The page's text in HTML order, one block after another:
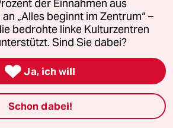
keiner der wenigen noch
nationalsozialistischen
sind, verstehe ich
sich gemeint zu fühlen.
sie hingegen einer von denen
doch wunderbar und Sie
keinen Grund zum Jammern.
der Einnahmen aus
„Alles beginnt im Zentrum“ –
bedrohte linke Kulturzentren
Sind Sie dabei?
 Ja, ich will
Schon dabei!